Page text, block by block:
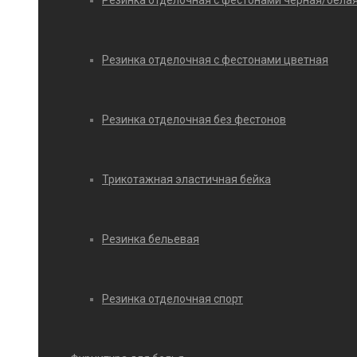
Резинка отделочная с фестонами цветная
Резинка отделочная без фестонов
Трикотажная эластичная бейка
Резинка бельевая
Резинка отделочная спорт